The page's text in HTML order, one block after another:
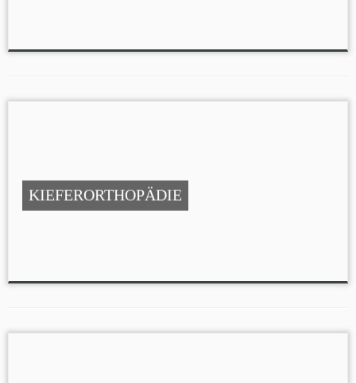
KIEFERORTHOPÄDIE